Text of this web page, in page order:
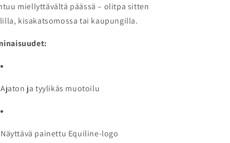
miellyttävältä päässä – olitpa sitten
kisakatsomossa tai kaupungilla.
Ajaton ja tyylikäs muotoilu
Näyttävä painettu Equiline-logo